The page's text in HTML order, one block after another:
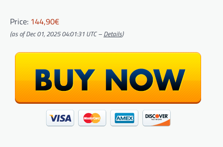
Price: 144,90€
(as of Dec 01, 2025 04:01:31 UTC – Details)